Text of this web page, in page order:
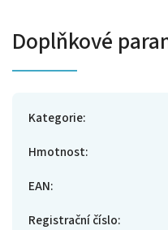
Doplňkové
Kategorie:
Hmotnost:
EAN:
Registrační číslo: